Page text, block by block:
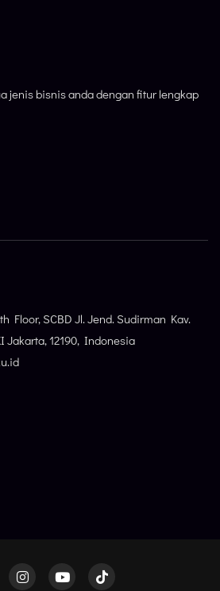
jenis bisnis anda dengan fitur lengkap
Floor, SCBD Jl. Jend. Sudirman Kav.
Jakarta, 12190, Indonesia